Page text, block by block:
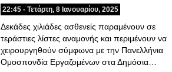
22:45 - Τετάρτη, 8 Ιανουαρίου, 2025
Δεκάδες χιλιάδες ασθενείς παραμένουν σε
τεράστιες λίστες αναμονής και περιμένουν να
χειρουργηθούν σύμφωνα με την Πανελλήνια
Ομοσπονδία Εργαζομένων στα Δημόσια…